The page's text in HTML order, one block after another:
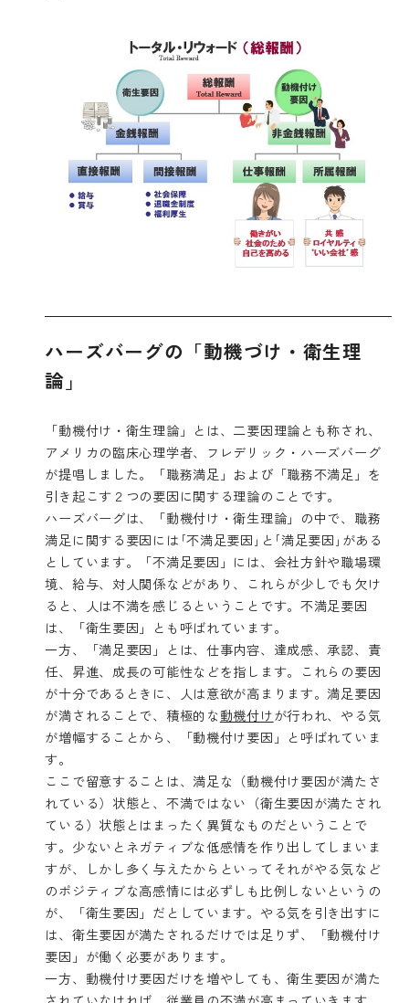
ハーズバーグの「動機づけ・衛生理
論」
「動機付け・衛生理論」とは、二要因理論とも称され、
アメリカの臨床心理学者、フレデリック・ハーズバーグ
が提唱しました。「職務満足」および「職務不満足」を
引き起こす２つの要因に関する理論のことです。
ハーズバーグは、「動機付け・衛生理論」の中で、職務
満足に関する要因には｢不満足要因｣と｢満足要因｣がある
としています。「不満足要因」には、会社方針や職場環
境、給与、対人関係などがあり、これらが少しでも欠け
ると、人は不満を感じるということです。不満足要因
は、「衛生要因」とも呼ばれています。
一方、「満足要因」とは、仕事内容、達成感、承認、責
任、昇進、成長の可能性などを指します。これらの要因
が十分であるときに、人は意欲が高まります。満足要因
が満されることで、積極的な動機付けが行われ、やる気
が増幅することから、「動機付け要因」と呼ばれていま
す。
ここで留意することは、満足な（動機付け要因が満たさ
れている）状態と、不満ではない（衛生要因が満たされ
ている）状態とはまったく異質なものだということで
す。少ないとネガティブな低感情を作り出してしまいま
すが、しかし多く与えたからといってそれがやる気など
のポジティブな高感情には必ずしも比例しないというの
が、「衛生要因」だとしています。やる気を引き出すに
は、衛生要因が満たされるだけでは足りず、「動機付け
要因」が働く必要があります。
一方、動機付け要因だけを増やしても、衛生要因が満た